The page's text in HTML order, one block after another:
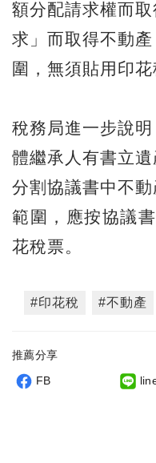
額分配請求權而
求」而取得不動
圍，無須貼用印花
稅務局進一步說
體繼承人有書立
分割協議書中不
範圍，應按協議
花稅票。
#印花稅 #不動產
推薦分享
FB